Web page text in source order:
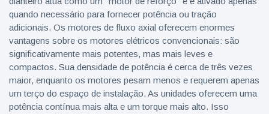
quando necessário para fornecer potência ou tração
adicionais. Os motores de fluxo axial oferecem enormes
vantagens sobre os motores elétricos convencionais: são
significativamente mais potentes, mas mais leves e
compactos. Sua densidade de potência é cerca de três vezes
maior, enquanto os motores pesam menos e requerem apenas
um terço do espaço de instalação. As unidades oferecem uma
potência contínua mais alta e um torque mais alto. Isso